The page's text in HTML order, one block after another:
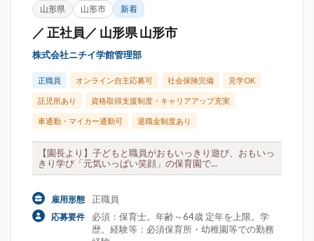
山形県 山形市 新着
／ 正社員／ 山形県 山形市
株式会社ニチイ学館管理部
正職員 オンライン自主応募可 社会保険完備 見学OK
託児所あり 資格取得支援制度・キャリアアップ充実
車通勤・マイカー通勤可 退職金制度あり
【園長より】子どもと職員がおもいっきり遊び、おもいっ
きり学び「元気いっぱい笑顔」の保育園で...
雇用形態 正職員
応募要件
必須：保育士。年齢～64歳 定年を上限。学
歴。経験等：必須保育所・幼稚園等での勤務